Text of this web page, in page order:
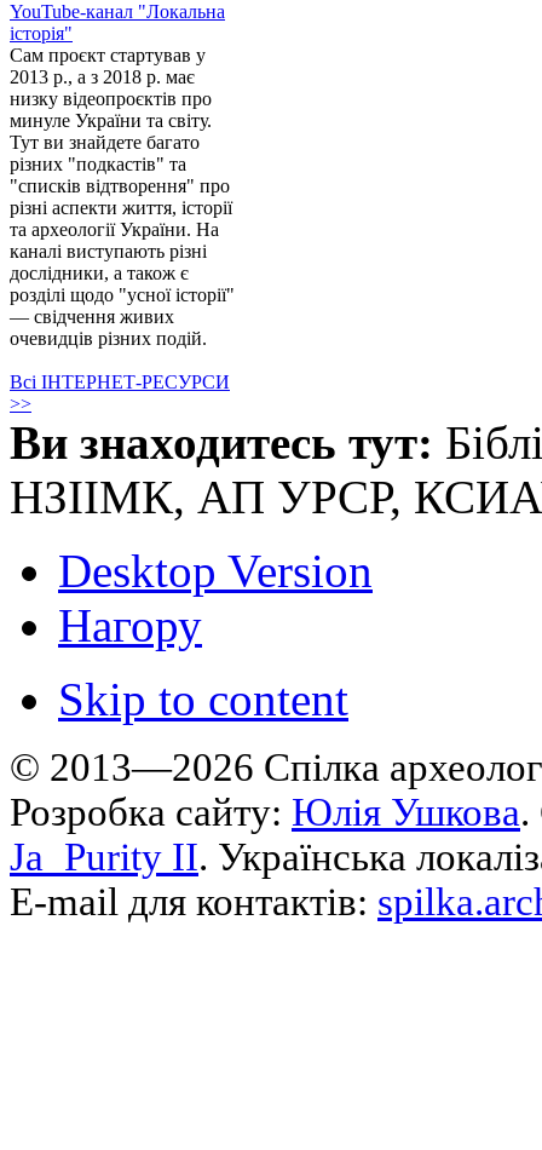
YouTube-канал "Локальна
історія"
Сам проєкт стартував у
2013 р., а з 2018 р. має
низку відеопроєктів про
минуле України та світу.
Тут ви знайдете багато
різних "подкастів" та
"списків відтворення" про
різні аспекти життя, історії
та археології України. На
каналі виступають різні
дослідники, а також є
розділі щодо "усної історії"
— свідчення живих
очевидців різних подій.
Всі ІНТЕРНЕТ-РЕСУРСИ
>>
Ви знаходитесь тут:
НЗІІМК, АП УРСР,
Desktop Version
Нагору
Skip to content
© 2013—2026 Cпілка
Розробка сайту: Юлія Ушкова.
Ja_Purity II. Українська
E-mail для контактів: